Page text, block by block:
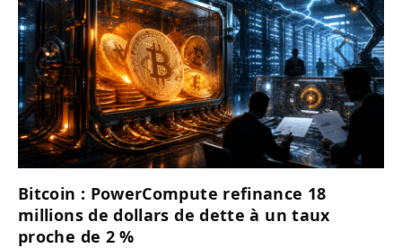
Bitcoin : PowerCompute refinance 18
millions de dollars de dette à un taux
proche de 2 %